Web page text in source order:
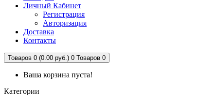
Личный Кабинет
Регистрация
Авторизация
Доставка
Контакты
Товаров 0 (0.00 руб.) 0 Товаров 0
Ваша корзина пуста!
Категории